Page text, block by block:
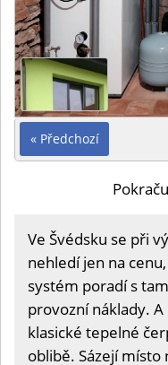
« Předchozí
Ve Švédsku se při
nehledí jen na
systém poradí s
provozní náklady.
klasické tepelné
oblibě. Sázejí místo